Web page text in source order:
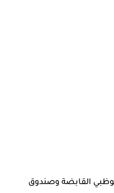
القابضة وصندوق